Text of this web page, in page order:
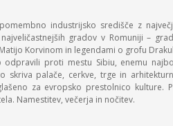
industrijsko središče z
gradov v Romuniji –
Korvinom in legendami o grofu
proti mestu Sibiu, enemu
skriva palače, cerkve, trge in
za evropsko prestolnico kulture.
Namestitev, večerja in nočitev.